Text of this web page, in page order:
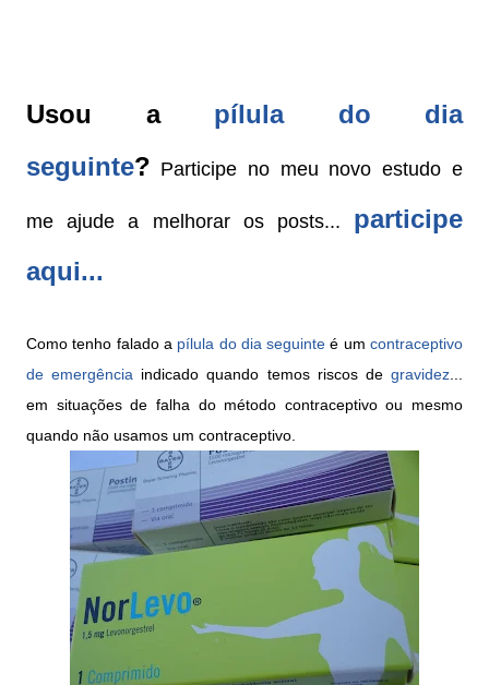
Usou a pílula do dia
seguinte? Participe no meu novo estudo e
me ajude a melhorar os posts... participe
aqui...
Como tenho falado a pílula do dia seguinte é umcontraceptivo
de emergência indicado quando temos riscos degravidez
em situações de falha do método contraceptivo ou mesmo
quando não usamos um contraceptivo.